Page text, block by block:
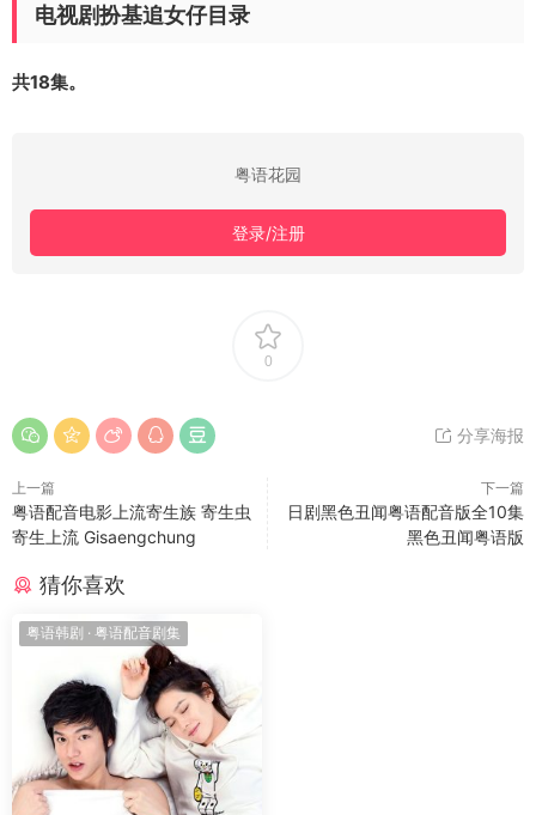
电视剧扮基追女仔目录
共18集。
粤语花园
登录/注册
0
分享海报
上一篇
粤语配音电影上流寄生族 寄生虫
寄生上流 Gisaengchung
下一篇
日剧黑色丑闻粤语配音版全10集
黑色丑闻粤语版
猜你喜欢
粤语韩剧 · 粤语配音剧集